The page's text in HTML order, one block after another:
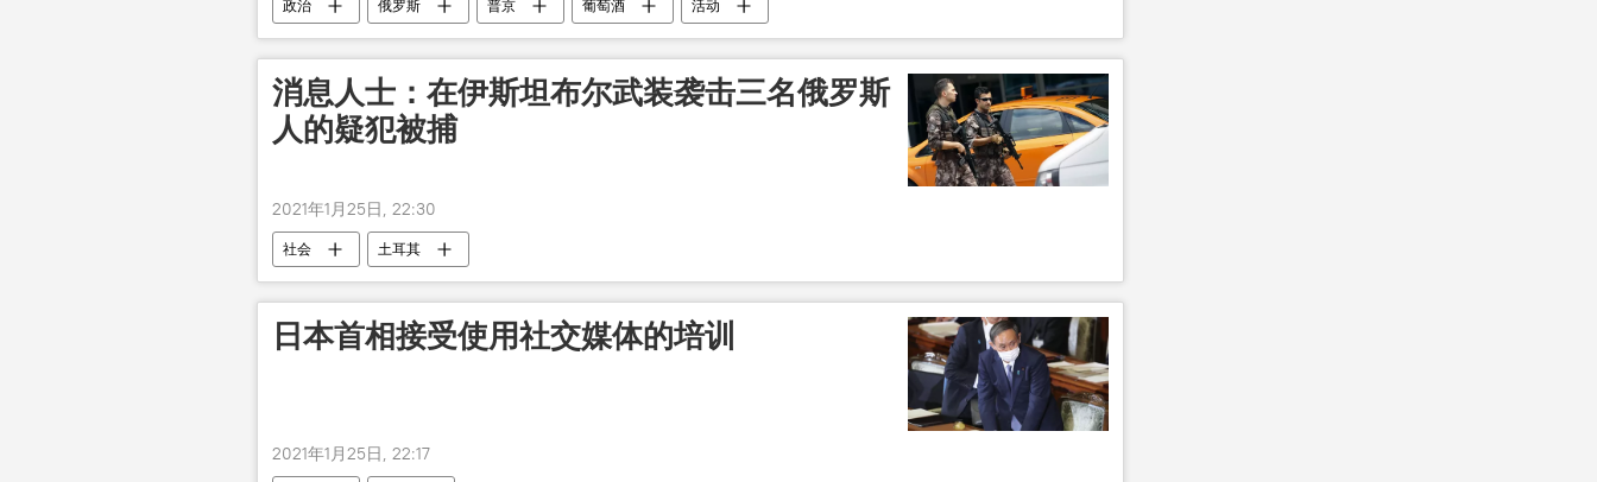
政治 俄罗斯 普京 葡萄酒 活动
消息人士：在伊斯坦布尔武装袭击三名俄罗斯
人的疑犯被捕
2021年1月25日, 22:30
社会 土耳其
日本首相接受使用社交媒体的培训
2021年1月25日, 22:17